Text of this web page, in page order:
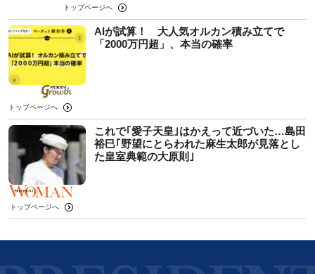
トップページへ
AIが試算！ 大人気オルカン積み立てで
「2000万円超」、本当の確率
トップページへ
これで｢愛子天皇｣はかえって近づいた…島田
裕巳｢野望にとらわれた麻生太郎が見落とし
た皇室典範の大原則｣
トップページへ